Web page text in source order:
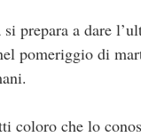
prepara a dare
pomeriggio di
coloro che lo